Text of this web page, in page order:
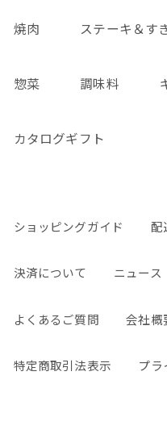
焼肉 ステーキ＆す
惣菜 調味料
カタログギフト
ショッピングガイド 配
決済について ニュース
よくあるご質問 会社概
特定商取引法表示 プラ